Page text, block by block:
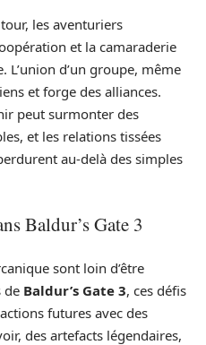
les aventuriers
et la camaraderie
L’union d’un groupe, même
et forge des alliances.
peut surmonter des
et les relations tissées
au-delà des simples
Baldur’s Gate 3
sont loin d’être
de Baldur’s Gate 3, ces défis
futures avec des
des artefacts légendaires,